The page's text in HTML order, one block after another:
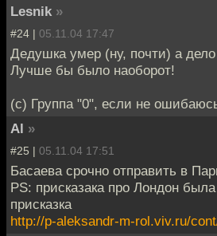
Lesnik »
#24 | 05.11.04 17:47
Дедушка умер (ну, почти) а
Лучше бы было наоборот!
(с) Группа "0", если не
Al »
#25 | 05.11.04 17:51
Басаева срочно отправить в
PS: присказака про Лондон
присказка
http://p-aleksandr-m-rol.viv.ru/